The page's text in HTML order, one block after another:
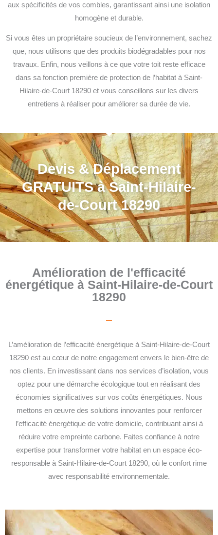
aux spécificités de vos combles, garantissant ainsi une isolation
homogène et durable.
Si vous êtes un propriétaire soucieux de l’environnement, sachez
que, nous utilisons que des produits biodégradables pour nos
travaux. Enfin, nous veillons à ce que votre toit reste efficace
dans sa fonction première de protection de l’habitat à Saint-
Hilaire-de-Court 18290 et vous conseillons sur les divers
entretiens à réaliser pour améliorer sa durée de vie.
Devis & Déplacement
GRATUITS à Saint-Hilaire-
de-Court 18290
Amélioration de l'efficacité
énergétique à Saint-Hilaire-de-Court
18290
L’amélioration de l’efficacité énergétique à Saint-Hilaire-de-Court
18290 est au cœur de notre engagement envers le bien-être de
nos clients. En investissant dans nos services d’isolation, vous
optez pour une démarche écologique tout en réalisant des
économies significatives sur vos coûts énergétiques. Nous
mettons en œuvre des solutions innovantes pour renforcer
l’efficacité énergétique de votre domicile, contribuant ainsi à
réduire votre empreinte carbone. Faites confiance à notre
expertise pour transformer votre habitat en un espace éco-
responsable à Saint-Hilaire-de-Court 18290, où le confort rime
avec responsabilité environnementale.